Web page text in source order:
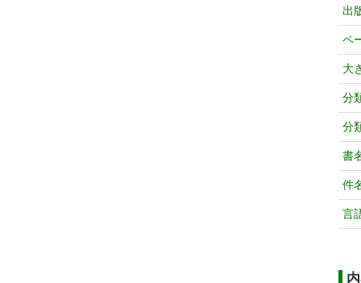
出
ペ
大
分
分
書
件
言